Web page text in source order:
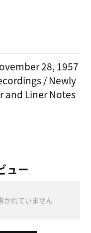
28, 1957
/ Newly
and Liner Notes
ュー
かれていません